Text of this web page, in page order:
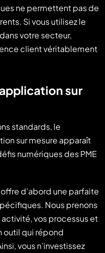
ne permettent pas de
Si vous utilisez le
votre secteur,
client véritablement
sur
standards, le
sur mesure apparaît
numériques des PME
d’abord une parfaite
Nous prenons
vos processus et
outil qui répond
vous n’investissez